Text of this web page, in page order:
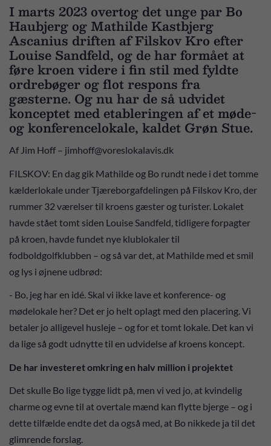
I marts 2023 overtog det unge par Bo
Haubjerg og Mathilde Kastbjerg
Ascanius driften af Filskov Kro efter
Louise Sandfeld, og de har formået at
føre kroen videre i fin stil med fyldte
ordrebøger og flot respons fra
gæsterne. Og nu har de så udvidet
konceptet med etableringen af et møde-
og konferencelokale, kaldet Grøn Stue.
Af Jim Hoff – jimhoff@voreslokalavis.dk
FILSKOV: En dag gik Mathilde og Bo rundt nede i det tomme
kælderlokale under Tjæreborgafdelingen på Filskov Kro, der
rummer 32 værelser til kroens gæster og turister. Lokalet
havde stået tomt siden Louise Sandfeld, tidligere forpagter
på kroen, havde fundet nye klublokaler til
fodboldgolfklubben – og så var det, at Mathilde med et smil
og lys i øjnene udbrød:
- Bo, jeg har en idé. Skal vi ikke lave et konference- og
mødelokale her? Det er jo helt oplagt med den placering. Vi
betaler jo alligevel husleje – og for et tomt lokale. Det kan vi
da lige så godt udnytte til en udvidelse af kroens koncept.
De har investeret omkring en halv million i projektet
Det skulle Bo lige tygge lidt på, men vi ved jo, at kvindelig
charme og evne til at overtale mænd kan flytte bjerge – og i
dette tilfælde endte det da også med, at Bo nikkede ja til det
glimrende forslag.